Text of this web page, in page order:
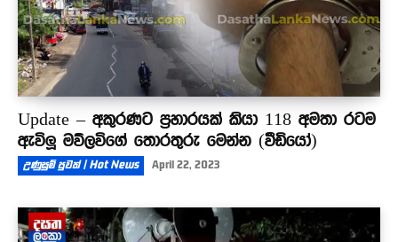
Update – අකුරණට ප්‍රහාරයක් කියා 118 අමතා රටම
ඇවිලූ මව්ලවිගේ තොරතුරු මෙන්න (වීඩියෝ)
උණුසුම් පුවත් | Hot News April 22, 2023